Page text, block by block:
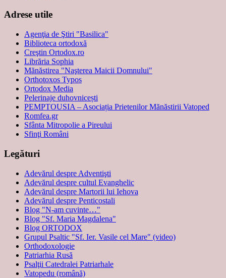
Adrese utile
Agenţia de Ştiri "Basilica"
Biblioteca ortodoxă
Creştin Ortodox.ro
Librăria Sophia
Mănăstirea "Naşterea Maicii Domnului"
Orthotoxos Typos
Ortodox Media
Pelerinaje duhovnicești
PEMPTOUSIA – Asociația Prietenilor Mănăstirii Vatoped
Romfea.gr
Sfânta Mitropolie a Pireului
Sfinţi Români
Legături
Adevărul despre Adventişti
Adevărul despre cultul Evanghelic
Adevărul despre Martorii lui Iehova
Adevărul despre Penticostali
Blog "N-am cuvinte…"
Blog "Sf. Maria Magdalena"
Blog ORTODOX
Grupul Psaltic "Sf. Ier. Vasile cel Mare" (video)
Orthodoxologie
Patriarhia Rusă
Psalţii Catedralei Patriarhale
Vatopedu (română)